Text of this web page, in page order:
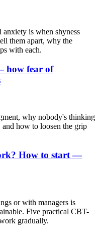
anxiety is when shyness
them apart, why the
with each.
how fear of
why nobody's thinking
how to loosen the grip
How to start —
or with managers is
Five practical CBT-
gradually.